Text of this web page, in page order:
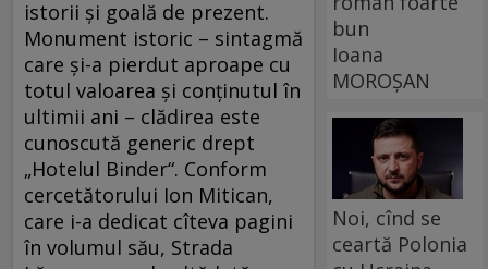
istorii şi goală de prezent.
Monument istoric – sintagmă
care şi-a pierdut aproape cu
totul valoarea şi conţinutul în
ultimii ani – clădirea este
cunoscută generic drept
„Hotelul Binder“. Conform
cercetătorului Ion Mitican,
care i-a dedicat cîteva pagini
în volumul său, Strada
bun
Ioana
MOROȘAN
Noi, cînd se
ceartă Polonia